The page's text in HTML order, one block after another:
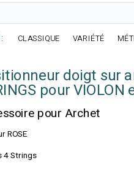
CLASSIQUE VARIÉTÉ
doigt sur
pour VIOLON
pour Archet
ROSE
4 Strings